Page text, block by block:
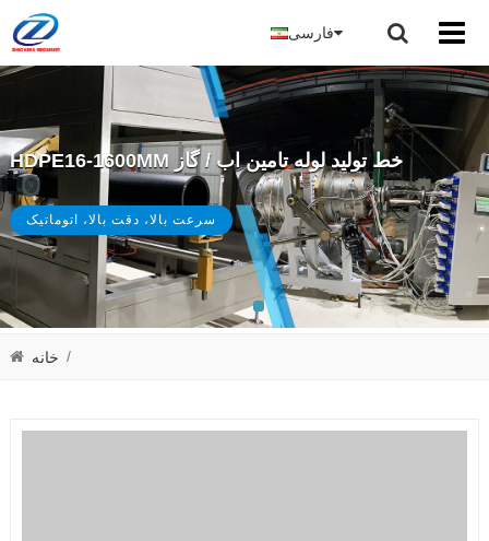
فارسی
HDPE16-1600MM خط تولید لوله تامین اب / گاز
سرعت بالا، دقت بالا، اتوماتیک
خانه /